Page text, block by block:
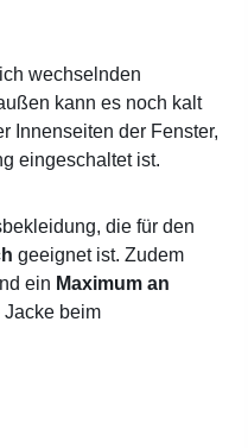
wechselnden
kann es noch kalt
Innenseiten der Fenster,
eingeschaltet ist.
die für den
geeignet ist. Zudem
ein Maximum an
Jacke beim